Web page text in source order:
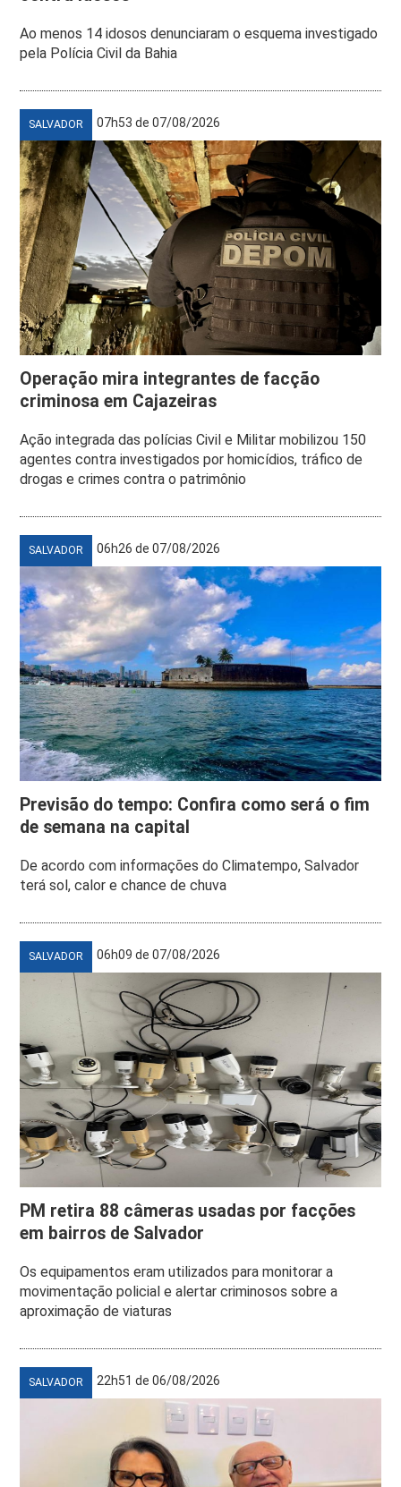
Ao menos 14 idosos denunciaram o esquema investigado
pela Polícia Civil da Bahia
SALVADOR 07h53 de 07/08/2026
Operação mira integrantes de facção
criminosa em Cajazeiras
Ação integrada das polícias Civil e Militar mobilizou 150
agentes contra investigados por homicídios, tráfico de
drogas e crimes contra o patrimônio
SALVADOR 06h26 de 07/08/2026
Previsão do tempo: Confira como será o fim
de semana na capital
De acordo com informações do Climatempo, Salvador
terá sol, calor e chance de chuva
SALVADOR 06h09 de 07/08/2026
PM retira 88 câmeras usadas por facções
em bairros de Salvador
Os equipamentos eram utilizados para monitorar a
movimentação policial e alertar criminosos sobre a
aproximação de viaturas
SALVADOR 22h51 de 06/08/2026